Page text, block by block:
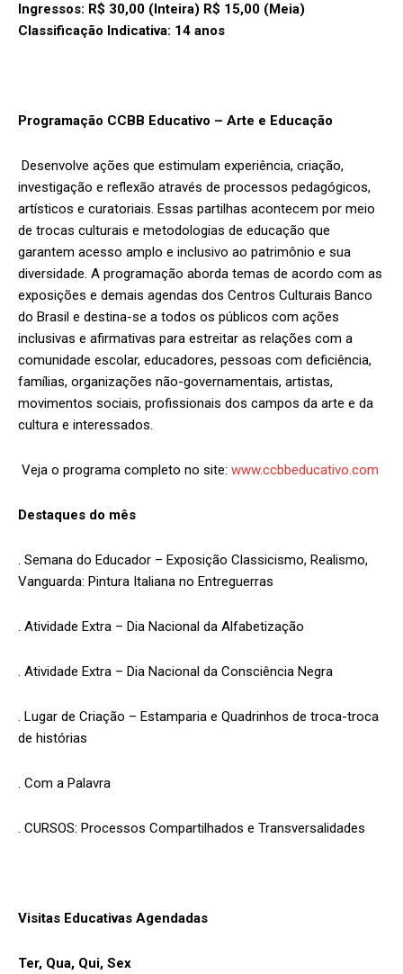
Ingressos: R$ 30,00 (Inteira) R$ 15,00 (Meia)
Classificação Indicativa: 14 anos
Programação CCBB Educativo – Arte e Educação
Desenvolve ações que estimulam experiência, criação,
investigação e reflexão através de processos pedagógicos,
artísticos e curatoriais. Essas partilhas acontecem por meio
de trocas culturais e metodologias de educação que
garantem acesso amplo e inclusivo ao patrimônio e sua
diversidade. A programação aborda temas de acordo com as
exposições e demais agendas dos Centros Culturais Banco
do Brasil e destina-se a todos os públicos com ações
inclusivas e afirmativas para estreitar as relações com a
comunidade escolar, educadores, pessoas com deficiência,
famílias, organizações não-governamentais, artistas,
movimentos sociais, profissionais dos campos da arte e da
cultura e interessados.
Veja o programa completo no site: www.ccbbeducativo.com
Destaques do mês
. Semana do Educador – Exposição Classicismo, Realismo,
Vanguarda: Pintura Italiana no Entreguerras
. Atividade Extra – Dia Nacional da Alfabetização
. Atividade Extra – Dia Nacional da Consciência Negra
. Lugar de Criação – Estamparia e Quadrinhos de troca-troca
de histórias
. Com a Palavra
. CURSOS: Processos Compartilhados e Transversalidades
Visitas Educativas Agendadas
Ter, Qua, Qui, Sex